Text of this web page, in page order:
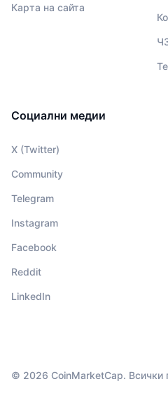
Карта на сайта
Социални медии
X (Twitter)
Community
Telegram
Instagram
Facebook
Reddit
LinkedIn
© 2026 CoinMarketCap. Всички